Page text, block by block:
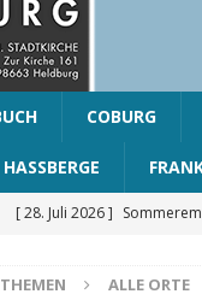
COBURG
HASSBERGE
[ 28. Juli 2026 ]
[ 28. Juli 2026 ] Ehrenring
THEMEN ALLE ORTE